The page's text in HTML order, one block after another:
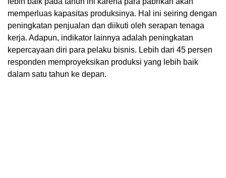
memperluas kapasitas produksinya. Hal ini seiring dengan
peningkatan penjualan dan diikuti oleh serapan tenaga
kerja. Adapun, indikator lainnya adalah peningkatan
kepercayaan diri para pelaku bisnis. Lebih dari 45 persen
responden memproyeksikan produksi yang lebih baik
dalam satu tahun ke depan.